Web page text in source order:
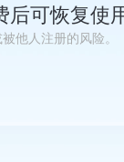
后可恢复使
他人注册的风险。